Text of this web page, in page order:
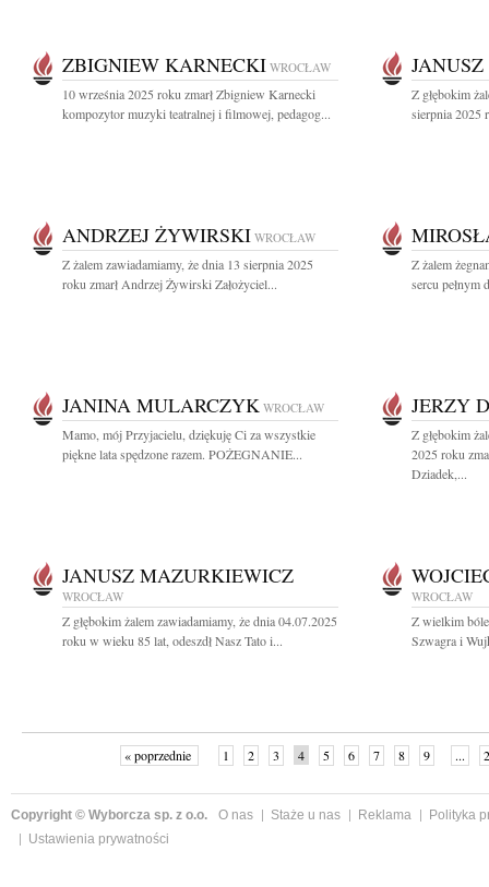
ZBIGNIEW KARNECKI WROCŁAW
10 września 2025 roku zmarł Zbigniew Karnecki
kompozytor muzyki teatralnej i filmowej, pedagog...
Z głębokim
sierpnia 2025
ANDRZEJ ŻYWIRSKI WROCŁAW
Z żalem zawiadamiamy, że dnia 13 sierpnia 2025
roku zmarł Andrzej Żywirski Założyciel...
Z żalem
sercu pełnym
JANINA MULARCZYK WROCŁAW
Mamo, mój Przyjacielu, dziękuję Ci za wszystkie
piękne lata spędzone razem. POŻEGNANIE...
JERZY
Z głębokim
2025 roku
Dziadek,...
JANUSZ MAZURKIEWICZ
WROCŁAW
Z głębokim żalem zawiadamiamy, że dnia 04.07.2025
roku w wieku 85 lat, odeszdł Nasz Tato i...
WROCŁAW
Z wielkim
Szwagra i
« poprzednie 1 2 3 4 5 6 7 8 9 ...
Copyright © Wyborcza sp. z o.o. O nas Staże u nas Reklama
Polityka
Ustawienia prywatności